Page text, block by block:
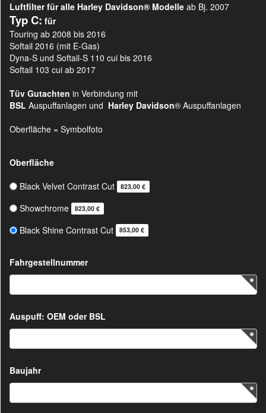
Luftfilter für alle Harley Davidson® Modelle ab Bj. 2007
Typ C: für
Touring ab 2008 bis 2016
Softail 2016 (mit E-Gas)
Dyna-S und Softail-S 110 cui bis 2016
Softail 103 cui ab 2017
Tüv Gutachten in Verbindung mit
BSL Auspuffanlagen und Harley Davidson® Auspuffanlagen
Oberfläche = Symbolfoto
Oberfläche
Black Velvet Contrast Cut
823,00 €
Showchrome 823,00 €
Black Shine Contrast Cut 853,00 €
Fahrgestellnummer
Auspuff: OEM oder BSL
Baujahr